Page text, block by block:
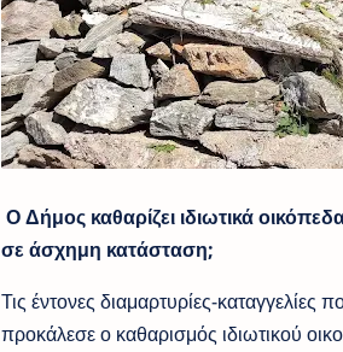
Ο Δήμος καθαρίζει ιδιωτικά
σε άσχημη κατάσταση;
Τις έντονες διαμαρτυρίες-
προκάλεσε ο καθαρισμός ιδιωτικού